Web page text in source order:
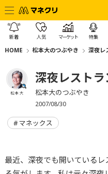
新着 人気 マーケット 特集
HOME 松本大のつぶやき 深夜レ
松本 大
深夜レストラ
松本大のつぶやき
2007/08/30
マネックス
最近、深夜でも開いている